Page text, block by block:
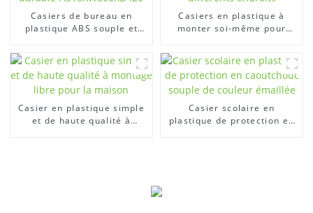
Casiers de bureau en
plastique ABS souple et
Casiers en plastique à
monter soi-même pour
Casier en plastique simple
et de haute qualité à
Casier scolaire en
plastique de protection en